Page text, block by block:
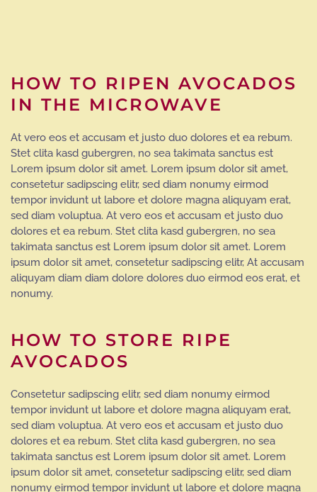
HOW TO RIPEN AVOCADOS
IN THE MICROWAVE
At vero eos et accusam et justo duo dolores et ea rebum.
Stet clita kasd gubergren, no sea takimata sanctus est
Lorem ipsum dolor sit amet. Lorem ipsum dolor sit amet,
consetetur sadipscing elitr, sed diam nonumy eirmod
tempor invidunt ut labore et dolore magna aliquyam erat,
sed diam voluptua. At vero eos et accusam et justo duo
dolores et ea rebum. Stet clita kasd gubergren, no sea
takimata sanctus est Lorem ipsum dolor sit amet. Lorem
ipsum dolor sit amet, consetetur sadipscing elitr, At accusam
aliquyam diam diam dolore dolores duo eirmod eos erat, et
nonumy.
HOW TO STORE RIPE
AVOCADOS
Consetetur sadipscing elitr, sed diam nonumy eirmod
tempor invidunt ut labore et dolore magna aliquyam erat,
sed diam voluptua. At vero eos et accusam et justo duo
dolores et ea rebum. Stet clita kasd gubergren, no sea
takimata sanctus est Lorem ipsum dolor sit amet. Lorem
ipsum dolor sit amet, consetetur sadipscing elitr, sed diam
nonumy eirmod tempor invidunt ut labore et dolore magna